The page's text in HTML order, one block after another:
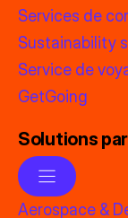
Services de
Sustainability
Service de
GetGoing
Solutions
Aerospace &